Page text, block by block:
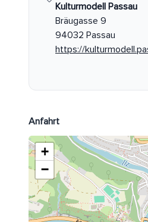
Kulturmodell Passau
Bräugasse 9
94032 Passau
https://
Anfahrt
+
−